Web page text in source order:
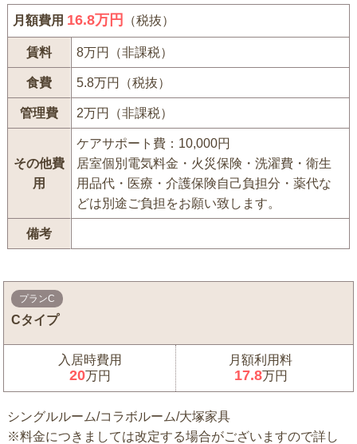
月額費用 16.8万円 （税抜）
賃料 8万円（非課税）
食費 5.8万円（税抜）
管理費 2万円（非課税）
その他費
用
ケアサポート費：10,000円
居室個別電気料金・火災保険・洗濯費・衛生
用品代・医療・介護保険自己負担分・薬代な
どは別途ご負担をお願い致します。
備考
プランC
Cタイプ
入居時費用
20万円
月額利用料
17.8万円
シングルルーム/コラボルーム/大塚家具
※料金につきましては改定する場合がございますので詳し